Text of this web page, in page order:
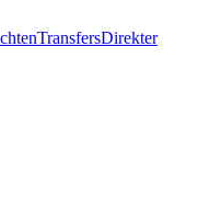
TransfersDirekter